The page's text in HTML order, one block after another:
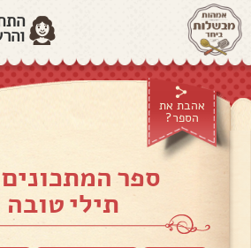
אהבת את
הספר?
ספר
תילי טובה